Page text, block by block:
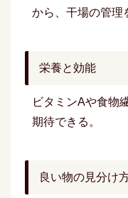
から、干場の管理
栄養と効能
ビタミンAや食物
期待できる。
良い物の見分け